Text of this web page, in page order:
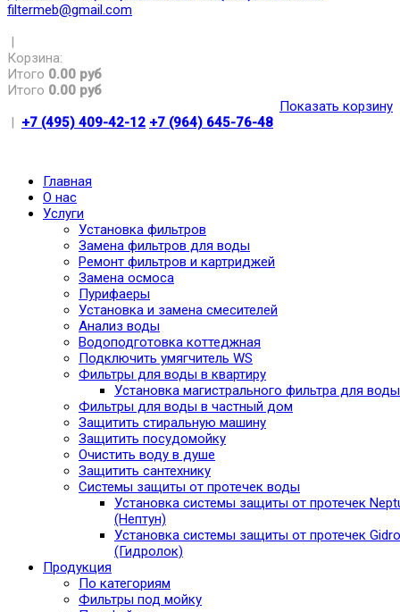
filtermeb@gmail.com
|
Корзина:
Итого 0.00 руб
Итого 0.00 руб
Показать корзину
| +7 (495) 409-42-12 +7 (964) 645-76-48
Главная
О нас
Услуги
Установка фильтров
Замена фильтров для воды
Ремонт фильтров и картриджей
Замена осмоса
Пурифаеры
Установка и замена смесителей
Анализ воды
Водоподготовка коттеджная
Подключить умягчитель WS
Фильтры для воды в квартиру
Установка магистрального фильтра для воды
Фильтры для воды в частный дом
Защитить стиральную машину
Защитить посудомойку
Очистить воду в душе
Защитить сантехнику
Системы защиты от протечек воды
Установка системы защиты от протечек
(Нептун)
Установка системы защиты от протечек
(Гидролок)
Продукция
По категориям
Фильтры под мойку